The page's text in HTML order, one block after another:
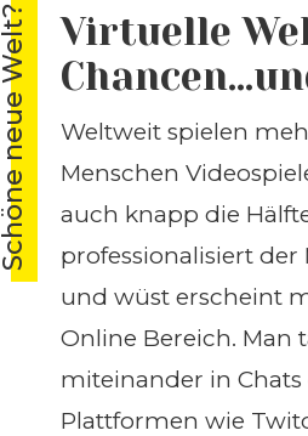
Welt?
Virtuelle
Weltweit spielen
Menschen
auch knapp die
professionalisiert der
und wüst erscheint
Online Bereich. Man
miteinander in Chats
Plattformen wie